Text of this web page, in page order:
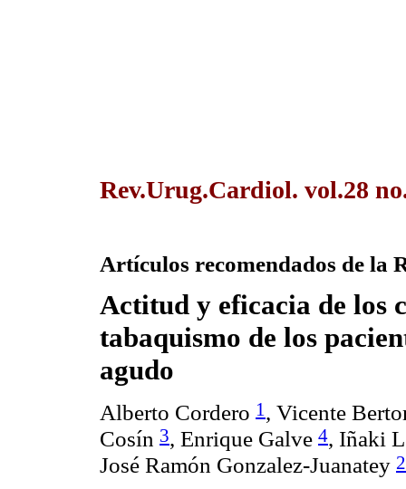
Rev.Urug.Cardiol. vol.28
Artículos recomendados de la
Actitud y eficacia de los
tabaquismo de los
agudo
Alberto Cordero 1 , Vicente
Cosín 3, Enrique Galve 4, Iñaki
José Ramón Gonzalez-Juanatey 2